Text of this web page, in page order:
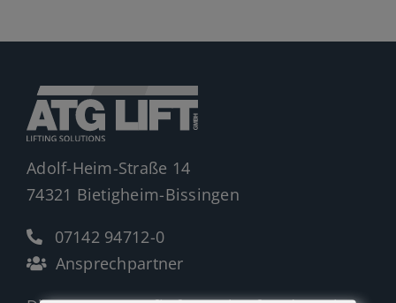
Adolf-Heim-Straße 14
74321 Bietigheim-Bissingen
07142 94712-0
Ansprechpartner